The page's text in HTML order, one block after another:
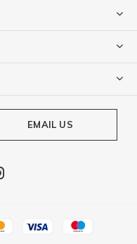
EMAIL US